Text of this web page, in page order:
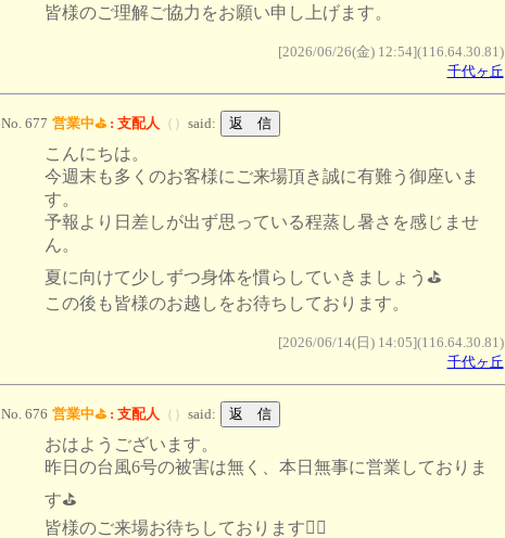
皆様のご理解ご協力をお願い申し上げます。
[2026/06/26(金) 12:54](116.64.30.81)
千代ヶ丘
No. 677 営業中⛳️: 支配人 （ ） said:
こんにちは。
今週末も多くのお客様にご来場頂き誠に有難う御座いま
す。
予報より日差しが出ず思っている程蒸し暑さを感じませ
ん。
夏に向けて少しずつ身体を慣らしていきましょう⛳️
この後も皆様のお越しをお待ちしております。
[2026/06/14(日) 14:05](116.64.30.81)
千代ヶ丘
No. 676 営業中⛳️: 支配人 （ ） said:
おはようございます。
昨日の台風6号の被害は無く、本日無事に営業しておりま
す⛳️
皆様のご来場お待ちしております🙇‍♂️